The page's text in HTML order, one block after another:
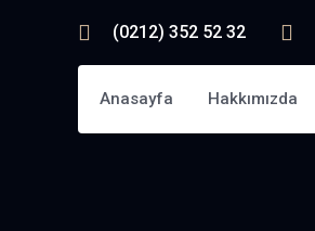
(0212) 352 52 32
Anasayfa Hakkımızda